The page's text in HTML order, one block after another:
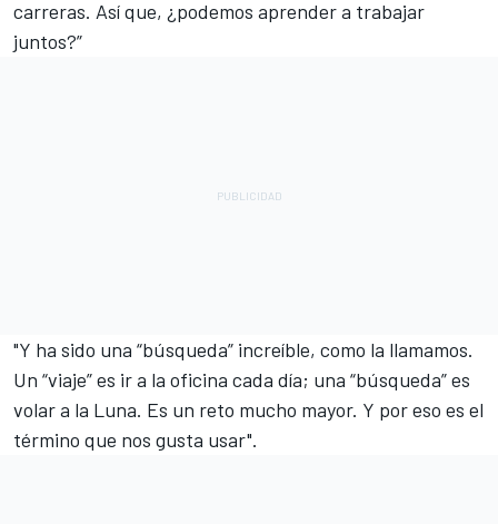
carreras. Así que, ¿podemos aprender a trabajar
juntos?”
"Y ha sido una “búsqueda” increíble, como la llamamos.
Un “viaje” es ir a la oficina cada día; una “búsqueda” es
volar a la Luna. Es un reto mucho mayor. Y por eso es el
término que nos gusta usar".